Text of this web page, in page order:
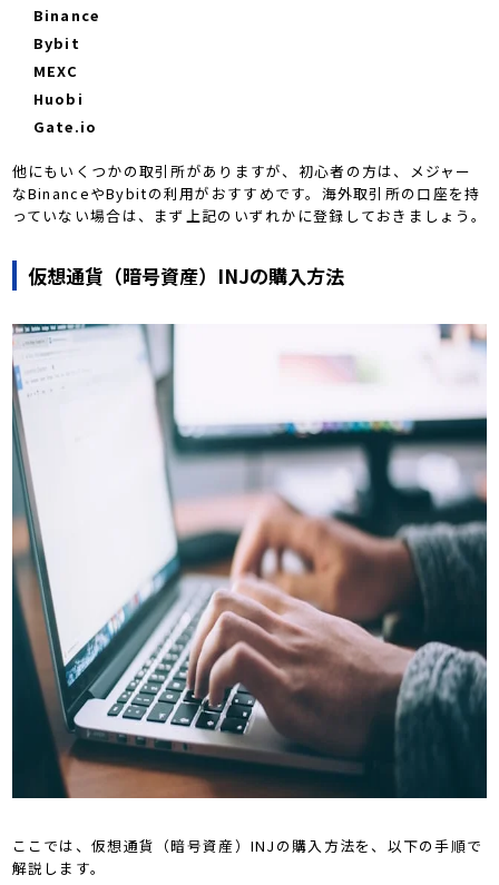
Binance
Bybit
MEXC
Huobi
Gate.io
他にもいくつかの取引所がありますが、初心者の方は、メジャー
なBinanceやBybitの利用がおすすめです。海外取引所の口座を持
っていない場合は、まず上記のいずれかに登録しておきましょう。
仮想通貨（暗号資産）INJの購入方法
ここでは、仮想通貨（暗号資産）INJの購入方法を、以下の手順で
解説します。